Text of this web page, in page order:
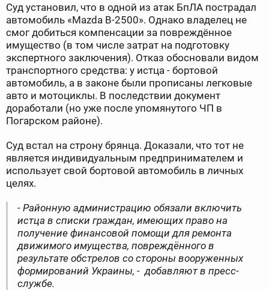
Суд установил, что в одной из атак БпЛА пострадал
автомобиль «Mazda B-2500». Однако владелец не
смог добиться компенсации за повреждённое
имущество (в том числе затрат на подготовку
экспертного заключения). Отказ обосновали видом
транспортного средства: у истца - бортовой
автомобиль, а в законе были прописаны легковые
авто и мотоциклы. В последствии документ
доработали (но уже после упомянутого ЧП в
Погарском районе).
Суд встал на строну брянца. Доказали, что тот не
является индивидуальным предпринимателем и
использует свой бортовой автомобиль в личных
целях.
- Районную администрацию обязали включить
истца в списки граждан, имеющих право на
получение финансовой помощи для ремонта
движимого имущества, повреждённого в
результате обстрелов со стороны вооруженных
формирований Украины, - добавляют в пресс-
службе.